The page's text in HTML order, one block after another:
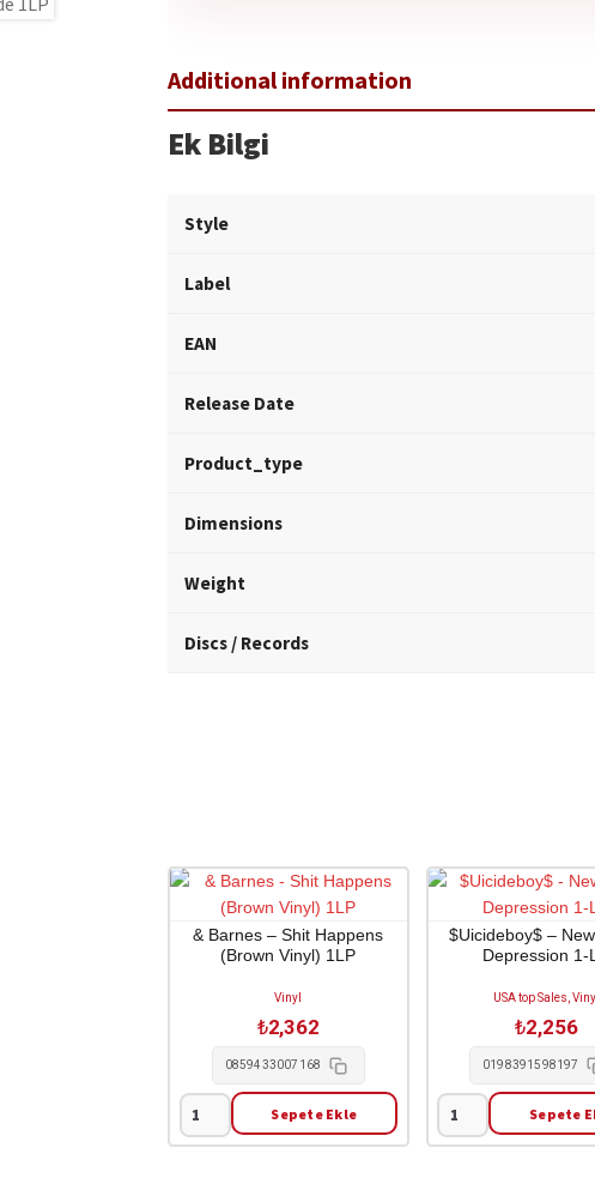
Ek Bilgi
Style
Label
EAN
Release Date
Product_type
Dimensions
Weight
Discs / Records
& Barnes – Shit Happens
(Brown Vinyl) 1LP
Vinyl
₺2,362
0859433007168
Barnes
Sepete Ekle
$Uicideboy$ –
Depression 1-
USA top Sales, Vinyl
₺2,256
0198391598197
$Uicideboy$
-
Sepete